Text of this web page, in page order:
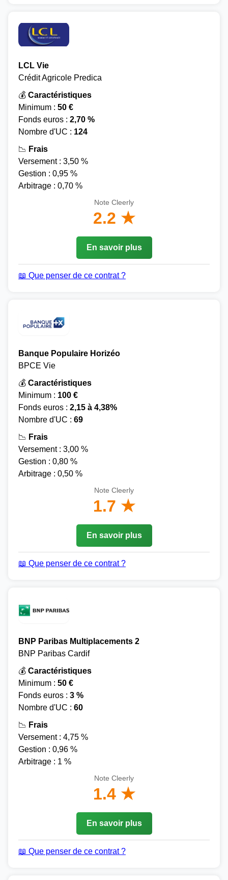
LCL Vie
Crédit Agricole Predica
💰 Caractéristiques
Minimum : 50 €
Fonds euros : 2,70 %
Nombre d'UC : 124
📉 Frais
Versement : 3,50 %
Gestion : 0,95 %
Arbitrage : 0,70 %
Note Cleerly
2.2 ★
En savoir plus
📖 Que penser de ce contrat ?
Banque Populaire Horizéo
BPCE Vie
💰 Caractéristiques
Minimum : 100 €
Fonds euros : 2,15 à 4,38%
Nombre d'UC : 69
📉 Frais
Versement : 3,00 %
Gestion : 0,80 %
Arbitrage : 0,50 %
Note Cleerly
1.7 ★
En savoir plus
📖 Que penser de ce contrat ?
BNP Paribas Multiplacements 2
BNP Paribas Cardif
💰 Caractéristiques
Minimum : 50 €
Fonds euros : 3 %
Nombre d'UC : 60
📉 Frais
Versement : 4,75 %
Gestion : 0,96 %
Arbitrage : 1 %
Note Cleerly
1.4 ★
En savoir plus
📖 Que penser de ce contrat ?